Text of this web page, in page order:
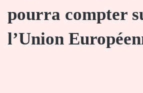
pourra compter
l’Union